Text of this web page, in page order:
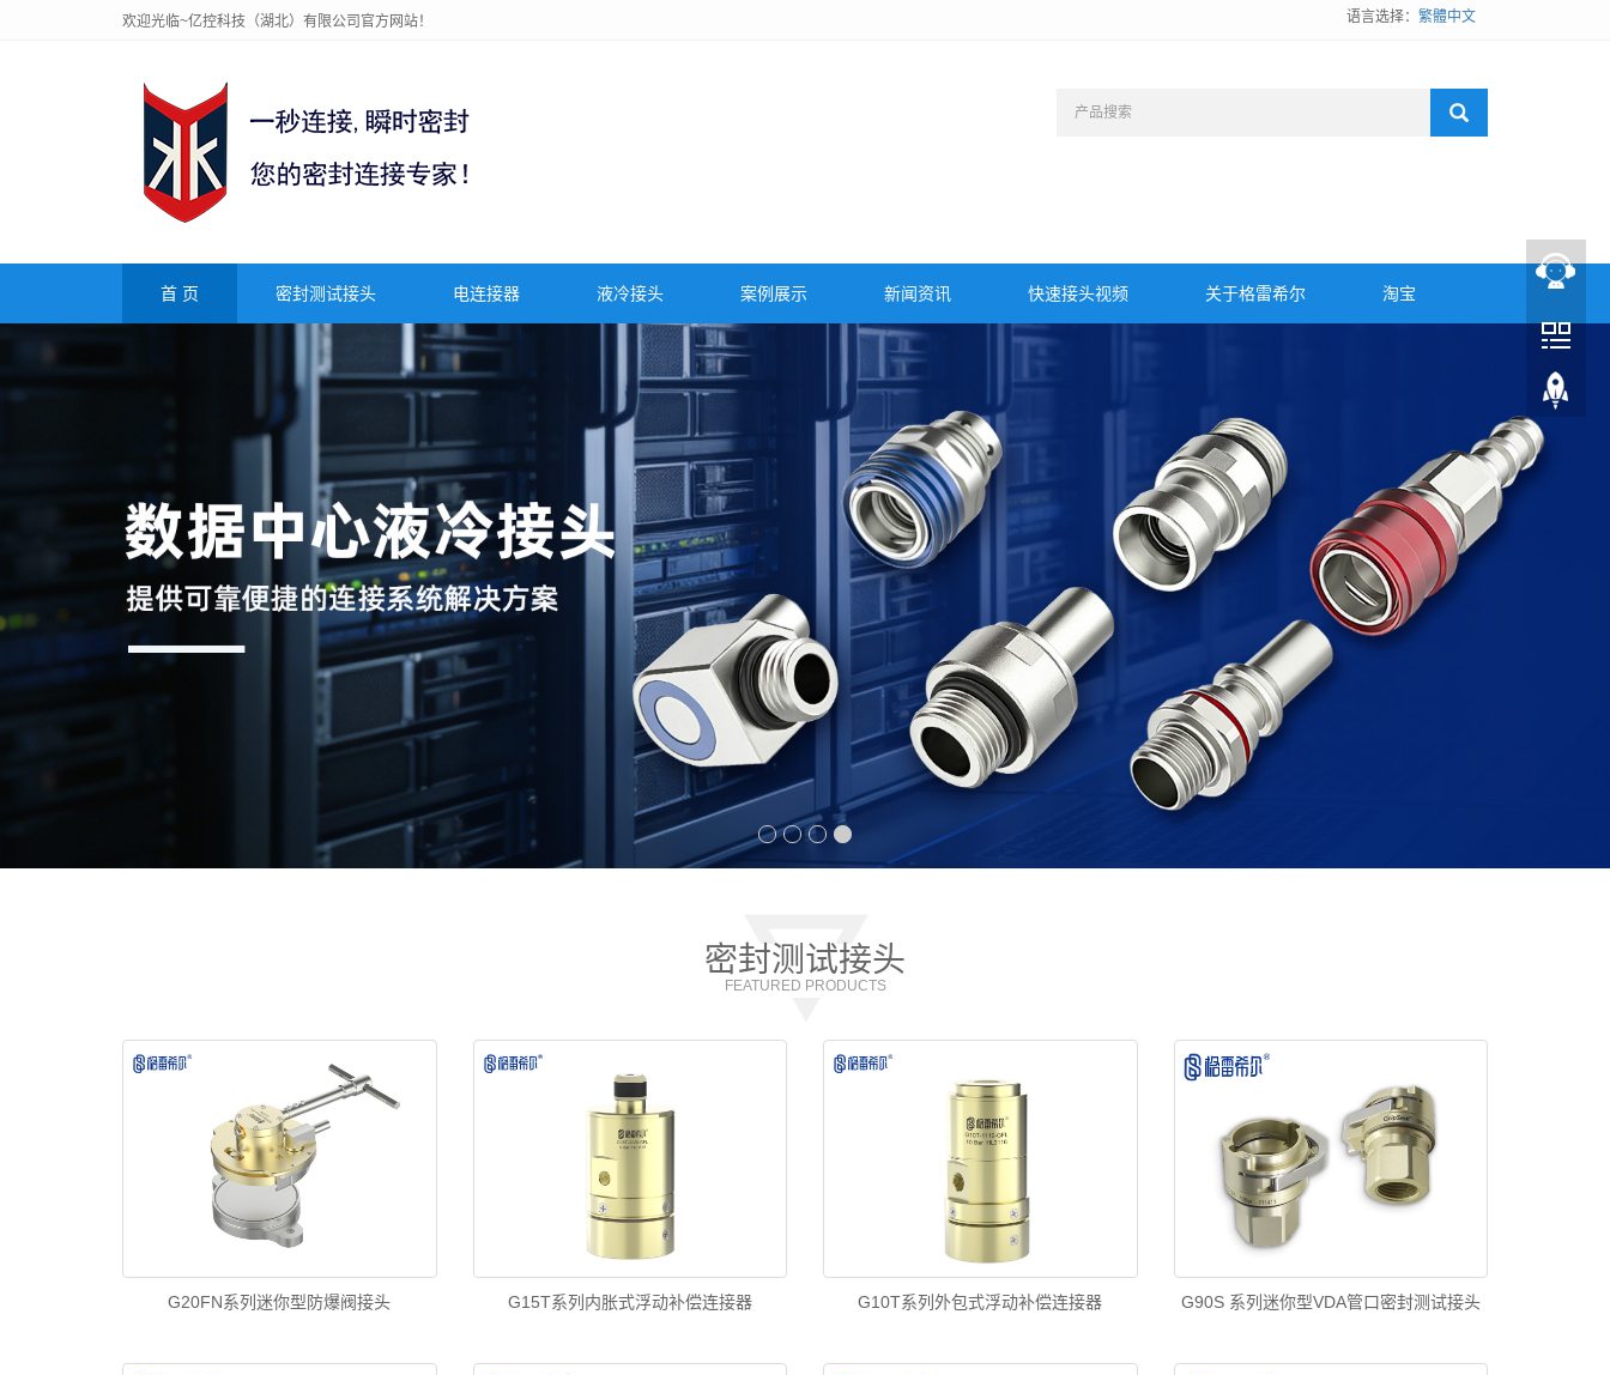
欢迎光临~亿控科技（湖北）有限公司官方网站！ 语言选择： 繁體中文
首 页 密封测试接头 电连接器 液冷接头 案例展示 新闻资讯 快速接头视频 关于格雷希尔 淘宝
密封测试接头
FEATURED PRODUCTS
G20FN系列迷你型防爆阀接头 G15T系列内胀式浮动补偿连接器 G10T系列外包式浮动补偿连接器 G90S 系列迷你型VDA管口密封测试接头